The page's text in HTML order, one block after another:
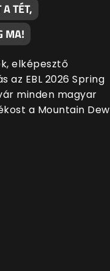
TÉT,
MA!
elképesztő
az EBL 2026 Spring
minden magyar
a Mountain Dew